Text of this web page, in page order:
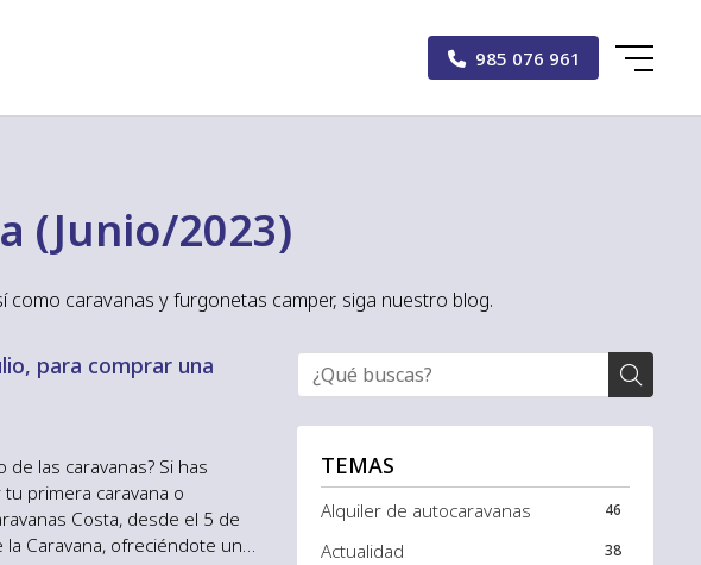
985 076 961
(Junio/2023)
caravanas y furgonetas camper, siga nuestro blog.
TEMAS
Alquiler de autocaravanas 46
Actualidad 38
para comprar una
las caravanas? Si has
primera caravana o
Costa, desde el 5 de
Caravana, ofreciéndote una